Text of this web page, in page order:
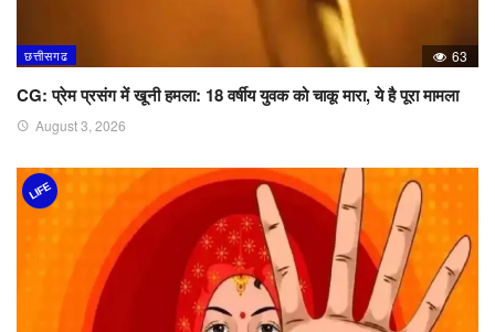
छत्तीसगढ 63
CG: प्रेम प्रसंग में खूनी हमला: 18 वर्षीय युवक को चाकू मारा, ये है पूरा मामला
August 3, 2026
LIFE